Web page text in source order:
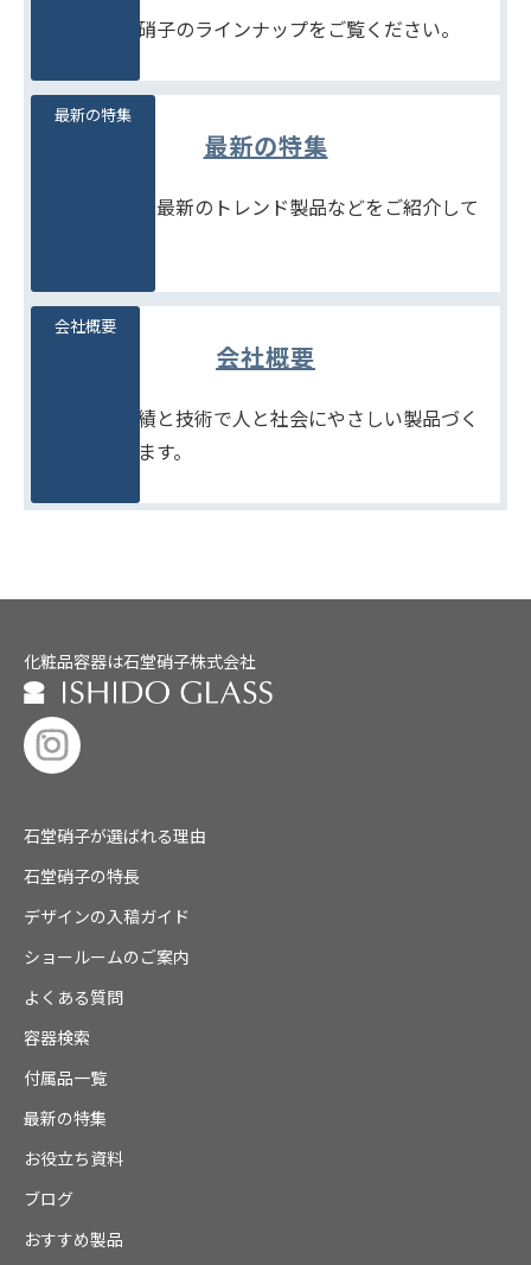
豊富な石堂硝子のラインナップをご覧ください。
最新の特集
季節商品や、最新のトレンド製品などをご紹介して
最新の特集
会社概要
たしかな実績と技術で人と社会にやさしい製品づく
りをめざします。
会社概要
化粧品容器は石堂硝子株式会社
石堂硝子が選ばれる理由
石堂硝子の特長
デザインの入稿ガイド
ショールームのご案内
よくある質問
容器検索
付属品一覧
最新の特集
お役立ち資料
ブログ
おすすめ製品